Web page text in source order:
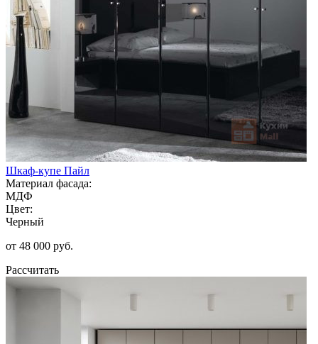
Шкаф-купе Пайл
Материал фасада:
МДФ
Цвет:
Черный
от 48 000 руб.
Рассчитать